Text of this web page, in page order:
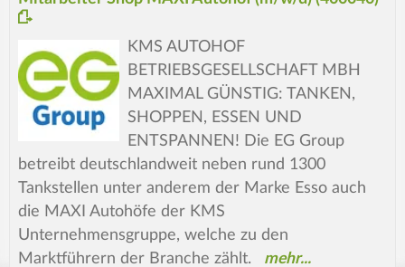
KMS AUTOHOF
BETRIEBSGESELLSCHAFT MBH
MAXIMAL GÜNSTIG: TANKEN,
SHOPPEN, ESSEN UND
ENTSPANNEN! Die EG Group
betreibt deutschlandweit neben rund 1300
Tankstellen unter anderem der Marke Esso auch
die MAXI Autohöfe der KMS
Unternehmensgruppe, welche zu den
Marktführern der Branche zählt.